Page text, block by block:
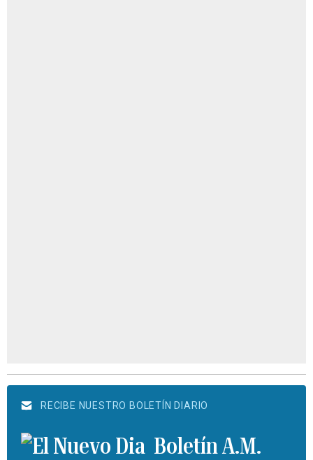
RECIBE NUESTRO BOLETÍN DIARIO
Boletín A.M.